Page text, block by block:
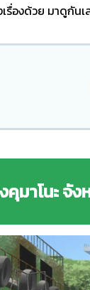
รื่องด้วย มาดูกันเ
คุมาโนะ จั